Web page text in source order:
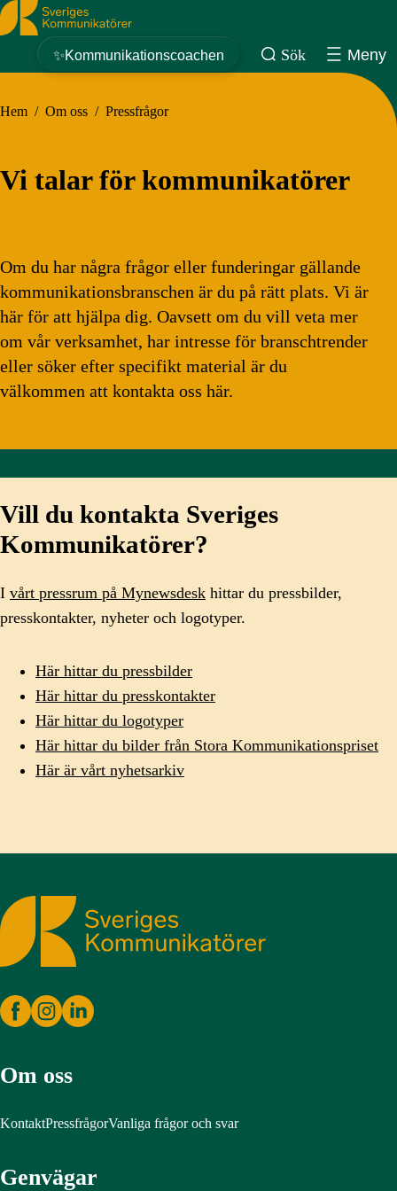
Sveriges Kommunikatörer
✨Kommunikationscoachen Sök Meny
Hem / Om oss / Pressfrågor
Vi talar för kommunikatörer
Om du har några frågor eller funderingar gällande
kommunikationsbranschen är du på rätt plats. Vi är
här för att hjälpa dig. Oavsett om du vill veta mer
om vår verksamhet, har intresse för branschtrender
eller söker efter specifikt material är du
välkommen att kontakta oss här.
Vill du kontakta Sveriges
Kommunikatörer?
I vårt pressrum på Mynewsdesk hittar du pressbilder,
presskontakter, nyheter och logotyper.
Här hittar du pressbilder
Här hittar du presskontakter
Här hittar du logotyper
Här hittar du bilder från Stora Kommunikationspriset
Här är vårt nyhetsarkiv
Sveriges Kommunikatörer
Om oss
KontaktPressfrågorVanliga frågor och svar
Genvägar